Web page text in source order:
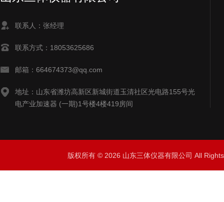
联系人：张经理
联系方式：18053625686
邮箱：664674373@qq.com
地址：山东省潍坊高新区新城街道玉清社区光电路155号光
电产业加速器 (一期)1号楼4楼419房间
版权所有 © 2026 山东三体仪器有限公司 All